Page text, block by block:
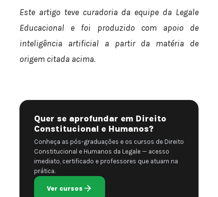
Este artigo teve curadoria da equipe da Legale
Educacional e foi produzido com apoio de
inteligência artificial a partir da matéria de
origem citada acima.
Quer se aprofundar em Direito
Constitucional e Humanos?
Conheça as pós-graduações e os cursos de Direito
Constitucional e Humanos da Legale — acesso
imediato, certificado e professores que atuam na
prática.
Ver cursos